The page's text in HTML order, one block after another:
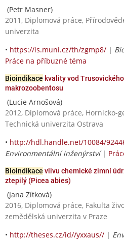
(Petr Masner)
2011, Diplomová práce,
univerzita
• https://is.muni.cz/th/zgmp8/ |
Práce na příbuzné téma
Bioindikace kvality vod
makrozoobentosu
(Lucie Arnošová)
2012, Diplomová práce, Hornicko-
Technická univerzita Ostrava
• http://hdl.handle.net/10084/
Environmentální inženýrství|
Bioindikace vlivu chemické zimní
ztepilý (Picea abies)
(Jana Zítková)
2016, Diplomová práce, Fakulta
zemědělská univerzita v Praze
• http://theses.cz/id//yxxaus// |